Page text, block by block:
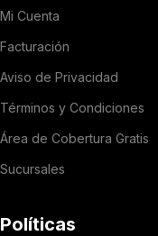
Mi Cuenta
Facturación
Aviso de Privacidad
Términos y Condiciones
Área de Cobertura Gratis
Sucursales
Políticas